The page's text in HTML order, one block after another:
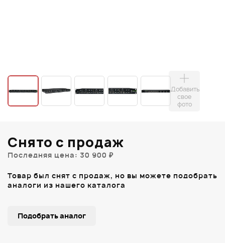
Добавить
свое
фото
Снято с продаж
Последняя цена: 30 900 ₽
Товар был снят с продаж, но вы можете подобрать
аналоги из нашего каталога
Подобрать аналог